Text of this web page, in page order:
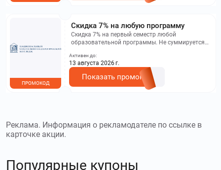
Скидка 7% на любую программу
Скидка 7% на первый семестр любой
образовательной программы. Не суммируется с
на сайте.
ПРОМОКОД
Активен до:
13 августа 2026 г.
Показать промокод
Реклама. Информация о рекламодателе по ссылке в
карточке акции.
Популярные купоны